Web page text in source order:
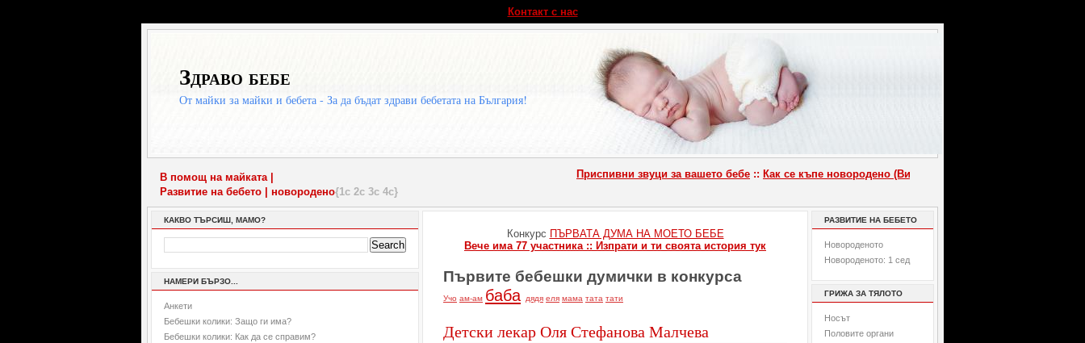
Контакт с нас
Здраво бебе
От майки за майки и бебета - За да бъдат здрави бебетата на България!
В помощ на майката | Приспивни звуци за вашето бебе::Как се къпе новородено (Видео)
Развитие на бебето | новородено{1с 2с 3с 4с}
КАКВО ТЪРСИШ, МАМО?
НАМЕРИ БЪРЗО...
Анкети
Бебешки колики: Защо ги има?
Бебешки колики: Как да се справим?
Конкурс ПЪРВАТА ДУМА НА МОЕТО БЕБЕ
Вече има 77 участника :: Изпрати и ти своята история тук
Първите бебешки думички в конкурса
Учо ам-ам баба дядя еля мама тата тати
Детски лекар Оля Стефанова Малчева
РАЗВИТИЕ НА БЕБЕТО
Новороденото
Новороденото: 1 сед
ГРИЖА ЗА ТЯЛОТО
Носът
Половите органи